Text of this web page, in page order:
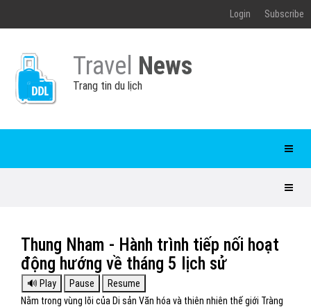
Login Subscribe
Travel News
Trang tin du lịch
Thung Nham - Hành trình tiếp nối hoạt
động hướng về tháng 5 lịch sử
Nằm trong vùng lõi của Di sản Văn hóa và thiên nhiên thế giới Tràng